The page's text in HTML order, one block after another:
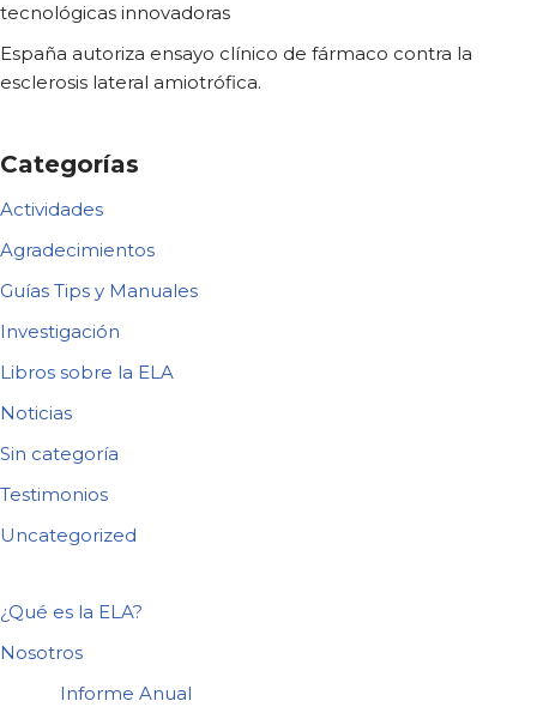
tecnológicas innovadoras
España autoriza ensayo clínico de fármaco contra la
esclerosis lateral amiotrófica.
Categorías
Actividades
Agradecimientos
Guías Tips y Manuales
Investigación
Libros sobre la ELA
Noticias
Sin categoría
Testimonios
Uncategorized
¿Qué es la ELA?
Nosotros
Informe Anual